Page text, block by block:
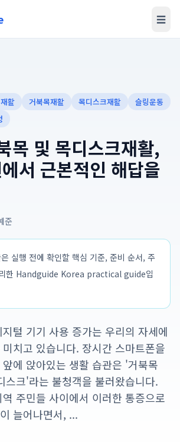
☰
활 거북목재활 목디스크재활
슬링운동
목 및 목디스크재활,
서 근본적인 해답을
준
실행 전에 확인할 핵심 기준, 준비 순서, 주
한 Handguide Korea practical guide입
털 기기 사용 증가는 우리의 자세에
치고 있습니다. 장시간 스마트폰을
에 앉아있는 생활 습관은 '거북목
스크'라는 불청객을 불러왔습니다.
주민들 사이에서 이러한 통증으로
늘어나면서, ...